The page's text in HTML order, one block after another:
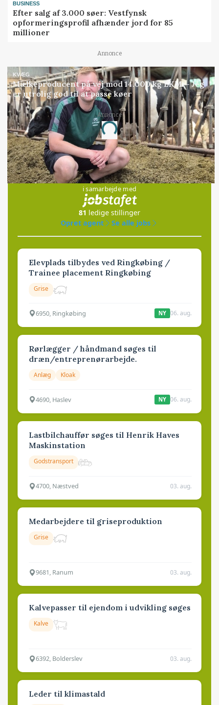
BUSINESS
Efter salg af 3.000 søer: Vestfynsk
opformeringsprofil afhænder jord for 85
millioner
Annonce
KVÆG
Mælkeproducent på vej mod 14.000 kg EKM: - Jeg
er utrolig god til at passe køer
Annonce
Loading...
Jobs
i samarbejde med
81 ledige stillinger
Opret agent
Se alle jobs
Elevplads tilbydes ved Ringkøbing /
Trainee placement Ringkøbing
Grise
6950, Ringkøbing NY 06. aug.
Rørlægger / håndmand søges til
dræn/entreprenørarbejde.
Anlæg Kloak
4690, Haslev NY 06. aug.
Lastbilchauffør søges til Henrik Haves
Maskinstation
Godstransport
4700, Næstved 03. aug.
Medarbejdere til griseproduktion
Grise
9681, Ranum 03. aug.
Kalvepasser til ejendom i udvikling søges
Kalve
6392, Bolderslev 03. aug.
Leder til klimastald